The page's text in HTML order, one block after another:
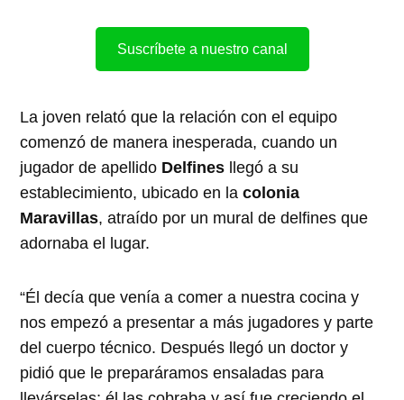
Suscríbete a nuestro canal
La joven relató que la relación con el equipo
comenzó de manera inesperada, cuando un
jugador de apellido Delfines llegó a su
establecimiento, ubicado en lacolonia
Maravillas, atraído por un mural de delfines que
adornaba el lugar.
“Él decía que venía a comer a nuestra cocina y
nos empezó a presentar a más jugadores y parte
del cuerpo técnico. Después llegó un doctor y
pidió que le preparáramos ensaladas para